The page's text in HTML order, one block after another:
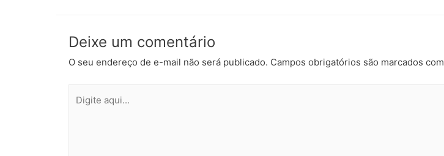
Deixe um comentário
O seu endereço de e-mail não será publicado. Campos obrigatórios são marcados com